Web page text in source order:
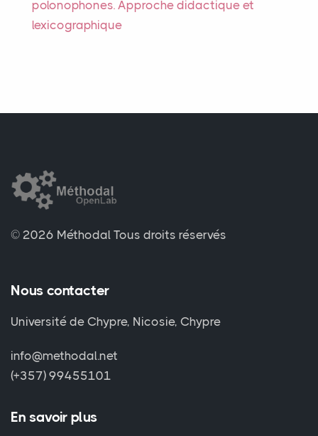
polonophones. Approche didactique et
lexicographique
© 2026 Méthodal Tous droits réservés
Nous contacter
Université de Chypre, Nicosie, Chypre
info@methodal.net
(+357) 99455101
En savoir plus